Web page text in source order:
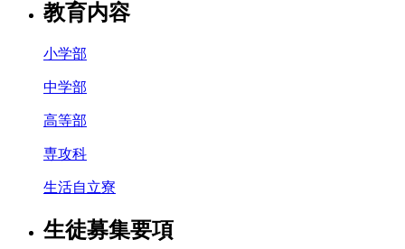
教育内容
小学部
中学部
高等部
専攻科
生活自立寮
生徒募集要項